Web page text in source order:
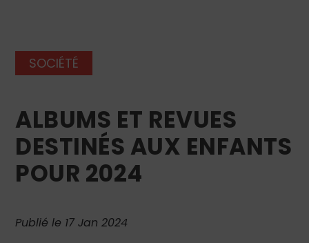
SOCIÉTÉ
ALBUMS ET REVUES
DESTINÉS AUX ENFANTS
POUR 2024
Publié le 17 Jan 2024